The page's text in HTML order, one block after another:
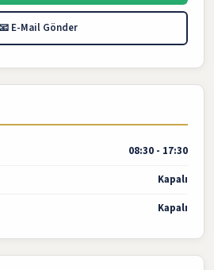
E-Mail Gönder
08:30 - 17:30
Kapalı
Kapalı